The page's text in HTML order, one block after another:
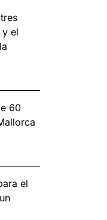
y el
60
el